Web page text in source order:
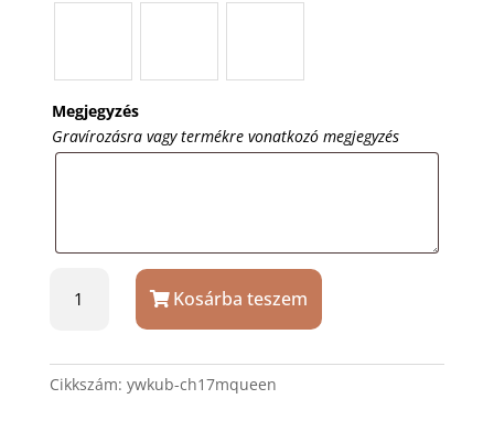
Megjegyzés
Gravírozásra vagy termékre vonatkozó megjegyzés
Queen
kutyabiléta
Kosárba teszem
Cikkszám: ywkub-ch17mqueen